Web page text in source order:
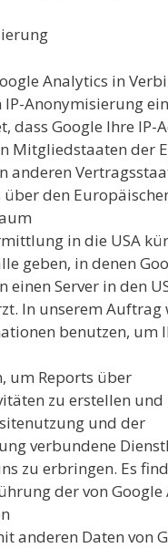
Analytics in
Anonymisierung
dass Google Ihre IP-
Mitgliedstaaten der
anderen
den
in die USA
geben, in denen
einen Server in den
In unserem Auftrag
benutzen, um
um Reports über
zu erstellen und
und der
verbundene
zu erbringen. Es
der von Google
anderen Daten von